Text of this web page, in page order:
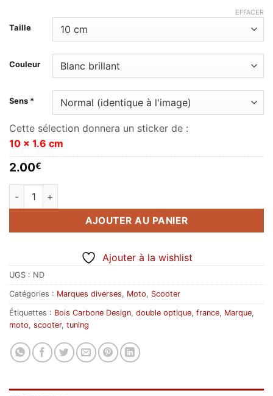
Taille
Couleur
Sens *
EFFACER
Cette sélection donnera un sticker de :
10 x 1.6 cm
2.00€
quantité de BCD Design (en long)
AJOUTER AU PANIER
Ajouter à la wishlist
UGS : ND
Catégories : Marques diverses, Moto, Scooter
Étiquettes : Bois Carbone Design, double optique, france, Marque,
moto, scooter, tuning